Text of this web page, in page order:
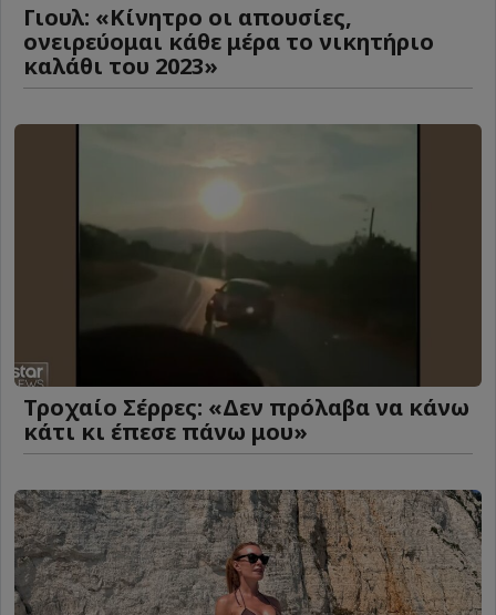
Γιουλ: «Κίνητρο οι απουσίες,
ονειρεύομαι κάθε μέρα το νικητήριο
καλάθι του 2023»
Τροχαίο Σέρρες: «Δεν πρόλαβα να κάνω
κάτι κι έπεσε πάνω μου»